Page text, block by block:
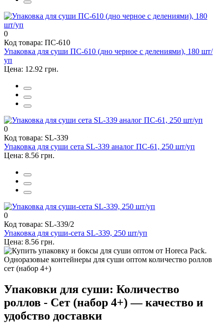
0
Код товара: ПС-610
Упаковка для суши ПС-610 (дно черное с делениями), 180 шт/
уп
Цена: 12.92 грн.
0
Код товара: SL-339
Упаковка для суши сета SL-339 аналог ПС-61, 250 шт/уп
Цена: 8.56 грн.
0
Код товара: SL-339/2
Упаковка для суши-сета SL-339, 250 шт/уп
Цена: 8.56 грн.
Упаковки для суши: Количество
роллов - Сет (набор 4+) — качество и
удобство доставки